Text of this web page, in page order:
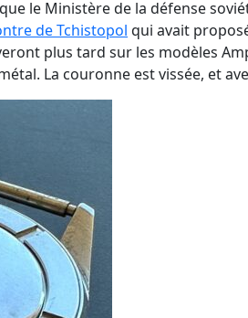
le Ministère de la défense
de Tchistopol qui avait
plus tard sur les modèles
La couronne est vissée, et